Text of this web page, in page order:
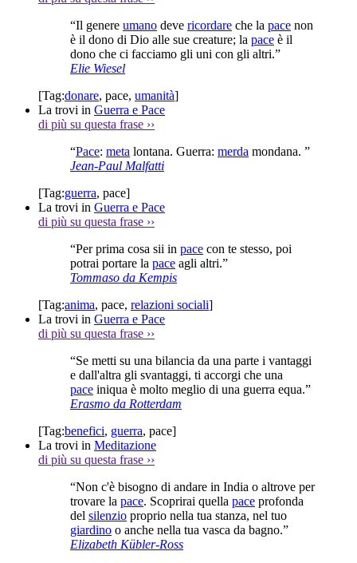
“Il genere umano deve ricordare che la pace non
è il dono di Dio alle sue creature; la pace è il
dono che ci facciamo gli uni con gli altri.”
Elie Wiesel
[Tag:donare, pace, umanità]
La trovi in Guerra e Pace
di più su questa frase ››
“Pace: meta lontana. Guerra: merda mondana. ”
Jean-Paul Malfatti
[Tag:guerra, pace]
La trovi in Guerra e Pace
di più su questa frase ››
“Per prima cosa sii in pace con te stesso, poi
potrai portare la pace agli altri.”
Tommaso da Kempis
[Tag:anima, pace, relazioni sociali]
La trovi in Guerra e Pace
di più su questa frase ››
“Se metti su una bilancia da una parte i vantaggi
e dall'altra gli svantaggi, ti accorgi che una
pace iniqua è molto meglio di una guerra equa.”
Erasmo da Rotterdam
[Tag:benefici, guerra, pace]
La trovi in Meditazione
di più su questa frase ››
“Non c'è bisogno di andare in India o altrove per
trovare la pace. Scoprirai quella pace profonda
del silenzio proprio nella tua stanza, nel tuo
giardino o anche nella tua vasca da bagno.”
Elizabeth Kübler-Ross